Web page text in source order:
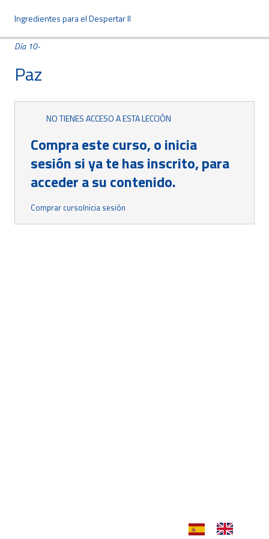
Ingredientes para el Despertar II
Día 10-
Paz
NO TIENES ACCESO A ESTA LECCIÓN
Compra este curso, o inicia
sesión si ya te has inscrito, para
acceder a su contenido.
Comprar cursoInicia sesión